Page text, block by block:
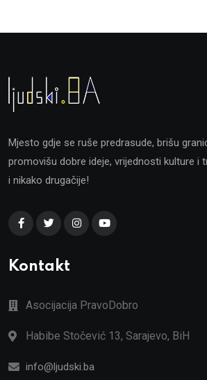
Mjesto gdje se ruše predrasude, brišu
promovišu dobre ideje, vrijednosti kulture i
i nikako drugačije!
Kontakt
Asocijacija PravoDobro
Habibe Stočević 13, Sarajevo, BiH
info@ljudski.ba